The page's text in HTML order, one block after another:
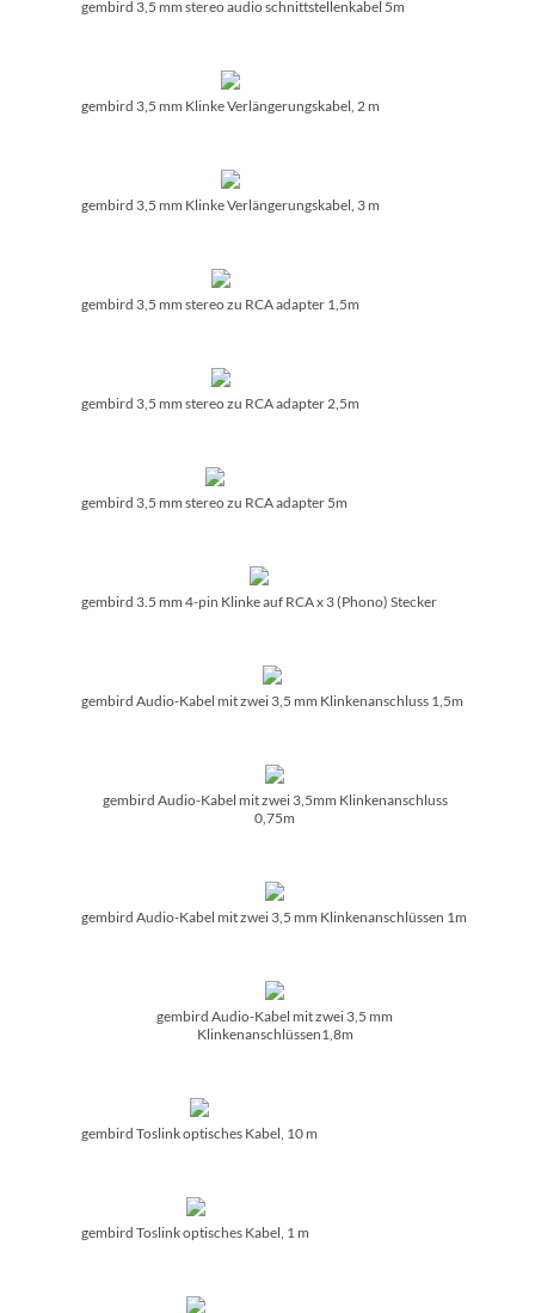
gembird 3,5 mm stereo audio schnittstellenkabel 5m
gembird 3,5 mm Klinke Verlängerungskabel, 2 m
gembird 3,5 mm Klinke Verlängerungskabel, 3 m
gembird 3,5 mm stereo zu RCA adapter 1,5m
gembird 3,5 mm stereo zu RCA adapter 2,5m
gembird 3,5 mm stereo zu RCA adapter 5m
gembird 3.5 mm 4-pin Klinke auf RCA x 3 (Phono) Stecker
gembird Audio-Kabel mit zwei 3,5 mm Klinkenanschluss 1,5m
gembird Audio-Kabel mit zwei 3,5mm Klinkenanschluss
0,75m
gembird Audio-Kabel mit zwei 3,5 mm Klinkenanschlüssen 1m
gembird Audio-Kabel mit zwei 3,5 mm
Klinkenanschlüssen1,8m
gembird Toslink optisches Kabel, 10 m
gembird Toslink optisches Kabel, 1 m